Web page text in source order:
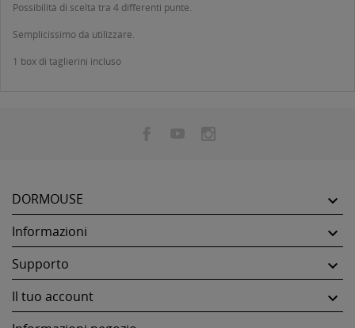
Possibilità di scelta tra 4 differenti punte.
Semplicissimo da utilizzare.
1 box di taglierini incluso
DORMOUSE 
Informazioni 
Supporto 
Il tuo account 